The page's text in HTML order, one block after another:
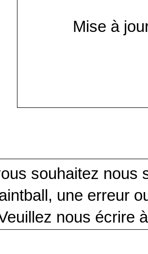
Mise à
souhaitez nous
une erreur
nous écrire